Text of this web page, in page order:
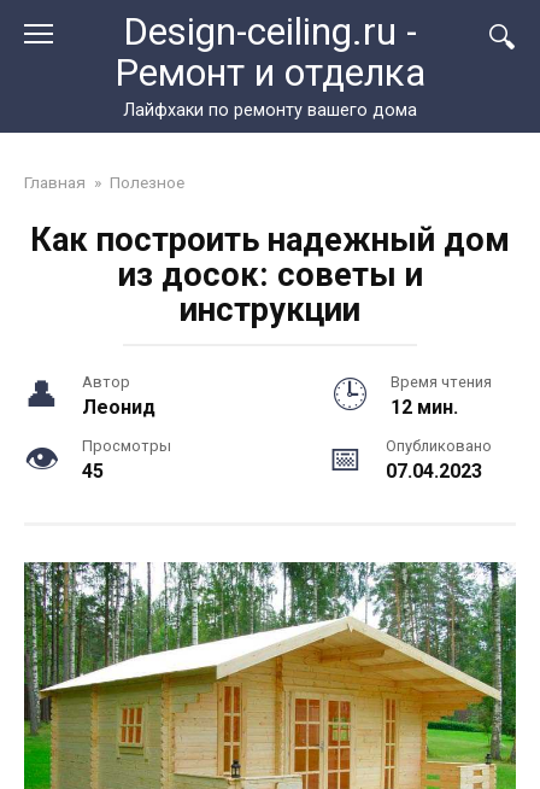
Design-ceiling.ru -
Ремонт и отделка
Лайфхаки по ремонту вашего дома
Главная » Полезное
Как построить надежный дом
из досок: советы и
инструкции
Автор
Леонид
Время чтения
12 мин.
Просмотры
45
Опубликовано
07.04.2023